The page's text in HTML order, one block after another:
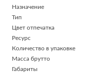
Назначение
Тип
Цвет отпечатка
Ресурс
Количество в упаковке
Масса брутто
Габариты